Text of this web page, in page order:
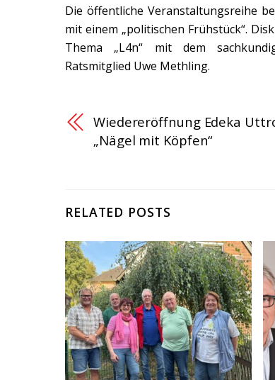
Die öffentliche Veranstaltungsreihe
mit einem „politischen Frühstück“.
Thema „L4n“ mit dem
Ratsmitglied Uwe Methling.
Wiedereröffnung Edeka
„Nägel mit Köpfen“
RELATED POSTS